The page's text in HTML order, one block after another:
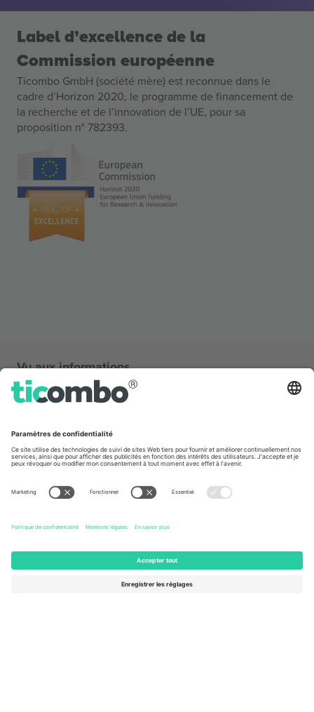
Label d’excellence de la
Commission européenne
Ticombo GmbH (société mère) est reconnue dans le
cadre d’Horizon 2020, le programme de financement de
la recherche et de l’innovation de l’UE, pour sa
proposition n° 782393.
Vu aux informations
À propos de
Imprimer
Services de l'entreprise
Comment ça marche
Hôtels
Centre d'information sur la Coupe